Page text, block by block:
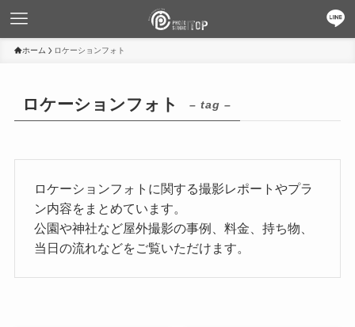
ホーム ロケーションフォト
ロケーションフォト – tag –
ロケーションフォトに関する撮影レポートやプラ
ン内容をまとめています。
公園や神社など屋外撮影の事例、料金、持ち物、
当日の流れなどをご覧いただけます。